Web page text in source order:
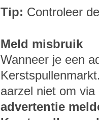
Tip: Controleer
Meld misbruik
Wanneer je een
aarzel niet om
advertentie